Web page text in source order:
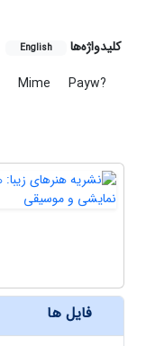
کلیدواژه‌ها English
Mime
Payw?
فایل ها